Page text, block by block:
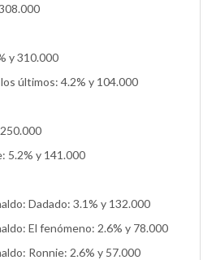
y 310.000
últimos: 4.2% y 104.000
5.2% y 141.000
Dadado: 3.1% y 132.000
El fenómeno: 2.6% y 78.000
Ronnie: 2.6% y 57.000